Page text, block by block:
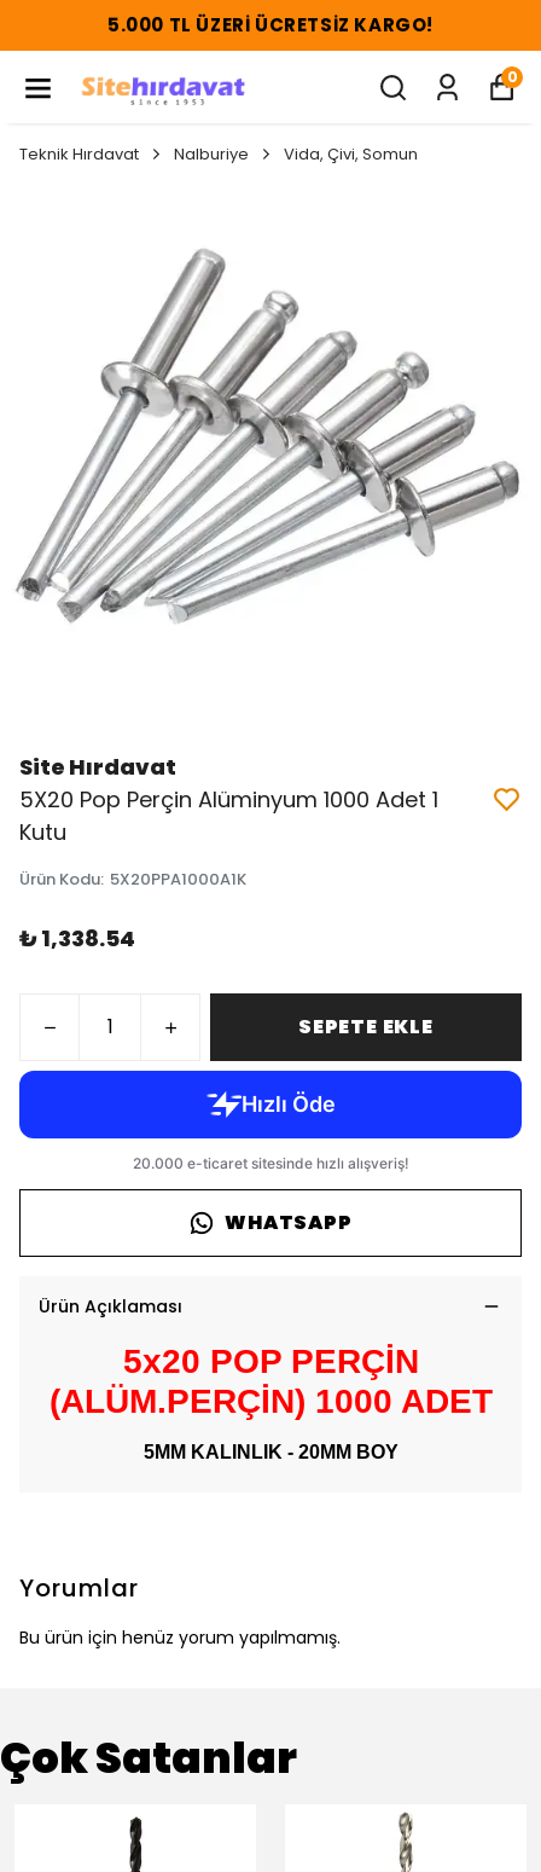
5.000 TL ÜZERI ÜCRETSIZ KARGO!
0
Teknik Hırdavat Nalburiye Vida, Çivi, Somun
Site Hırdavat
5X20 Pop Perçin Alüminyum 1000 Adet 1
Kutu
Ürün Kodu: 5X20PPA1000A1K
₺ 1,338.54
SEPETE EKLE
WHATSAPP
Ürün Açıklaması
5x20 POP PERÇİN
(ALÜM.PERÇİN) 1000 ADET
5MM KALINLIK - 20MM BOY
Yorumlar
Bu ürün için henüz yorum yapılmamış.
Çok Satanlar